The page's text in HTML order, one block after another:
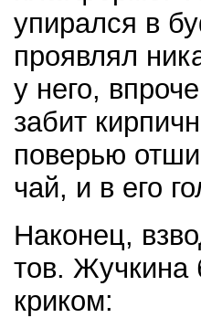
упирался в
проявлял
у него,
забит
поверью
чай, и в его
Наконец,
тов. Жучкина
криком: